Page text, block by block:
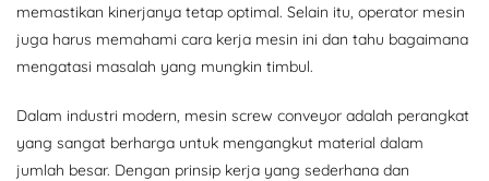
memastikan kinerjanya tetap optimal. Selain itu, operator mesin
juga harus memahami cara kerja mesin ini dan tahu bagaimana
mengatasi masalah yang mungkin timbul.
Dalam industri modern, mesin screw conveyor adalah perangkat
yang sangat berharga untuk mengangkut material dalam
jumlah besar. Dengan prinsip kerja yang sederhana dan